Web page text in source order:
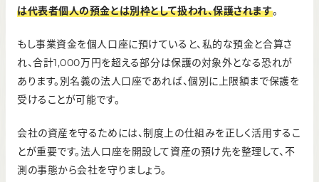
は代表者個人の預金とは別枠として扱われ、保護されます。
もし事業資金を個人口座に預けていると、私的な預金と合算さ
れ、合計1,000万円を超える部分は保護の対象外となる恐れが
あります。別名義の法人口座であれば、個別に上限額まで保護を
受けることが可能です。
会社の資産を守るためには、制度上の仕組みを正しく活用するこ
とが重要です。法人口座を開設して資産の預け先を整理して、不
測の事態から会社を守りましょう。